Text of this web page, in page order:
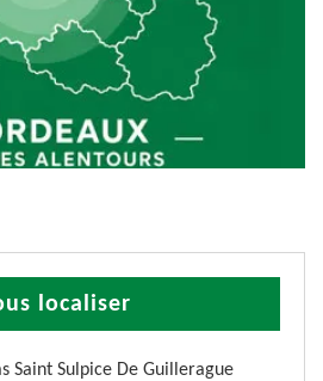
localiser
Saint Sulpice De Guillerague